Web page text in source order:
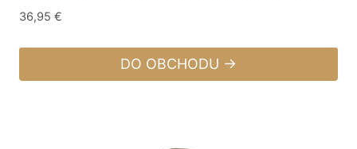
36,95 €
DO OBCHODU →